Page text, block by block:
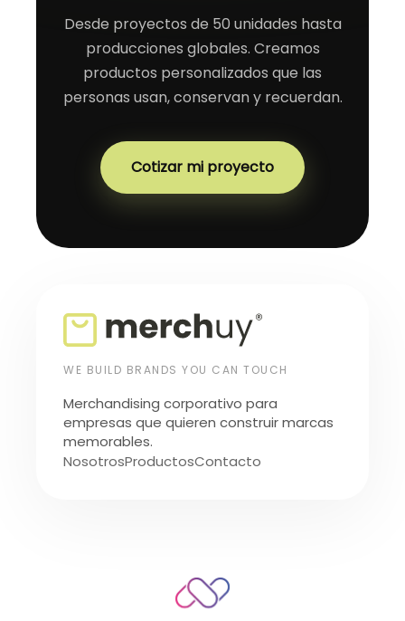
Desde proyectos de 50 unidades hasta
producciones globales. Creamos
productos personalizados que las
personas usan, conservan y recuerdan.
Cotizar mi proyecto
WE BUILD BRANDS YOU CAN TOUCH
Merchandising corporativo para
empresas que quieren construir marcas
memorables.
NosotrosProductosContacto